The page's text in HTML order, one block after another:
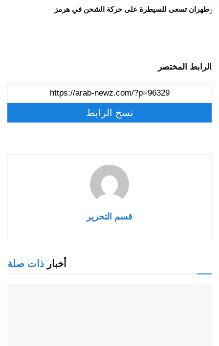
طهران تسعى للسيطرة على حركة الشحن في هرمز
الرابط المختصر
نسخ الرابط
قسم التحرير
أخبار ذات صلة